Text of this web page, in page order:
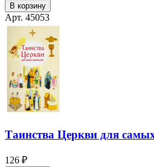
В корзину
Арт. 45053
Таинства Церкви для
126 ₽